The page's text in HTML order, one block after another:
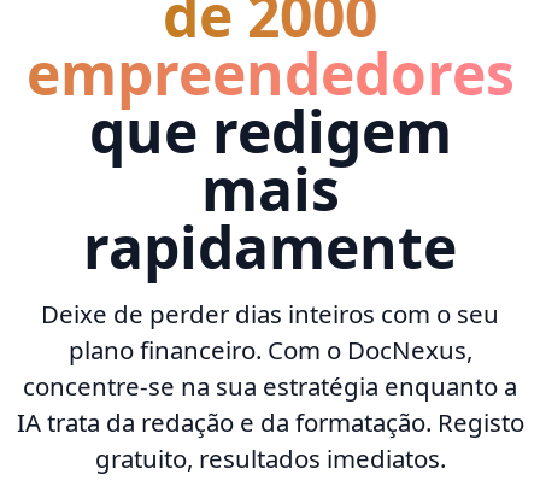
empreendedores
que redigem
mais
rapidamente
Deixe de perder dias inteiros com o seu
plano financeiro. Com o DocNexus,
concentre-se na sua estratégia enquanto a
IA trata da redação e da formatação. Registo
gratuito, resultados imediatos.